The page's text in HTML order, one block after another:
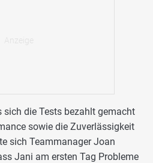
sich die Tests bezahlt gemacht
sowie die Zuverlässigkeit
sich Teammanager Joan
Jani am ersten Tag Probleme